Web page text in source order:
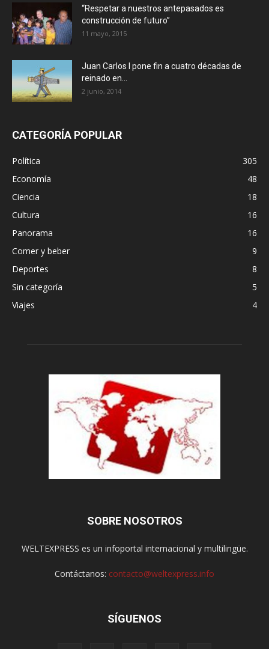
“Respetar a nuestros antepasados es
construcción de futuro”
11 mayo, 2015
Juan Carlos I pone fin a cuatro décadas de
reinado en...
2 junio, 2014
CATEGORÍA POPULAR
Política
305
Economía
48
Ciencia
18
Cultura
16
Panorama
16
Comer y beber
9
Deportes
8
Sin categoría
5
Viajes
4
SOBRE NOSOTROS
WELTEXPRESS es un infoportal internacional y multilingüe.
Contáctanos: contacto@weltexpress.info
SÍGUENOS